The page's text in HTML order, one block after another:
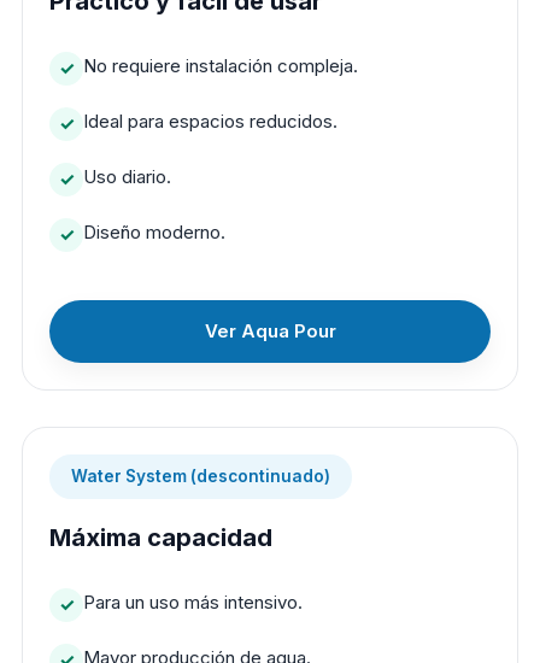
No requiere instalación compleja.
Ideal para espacios reducidos.
Uso diario.
Diseño moderno.
Ver Aqua Pour
Water System (descontinuado)
Máxima capacidad
Para un uso más intensivo.
Mayor producción de agua.